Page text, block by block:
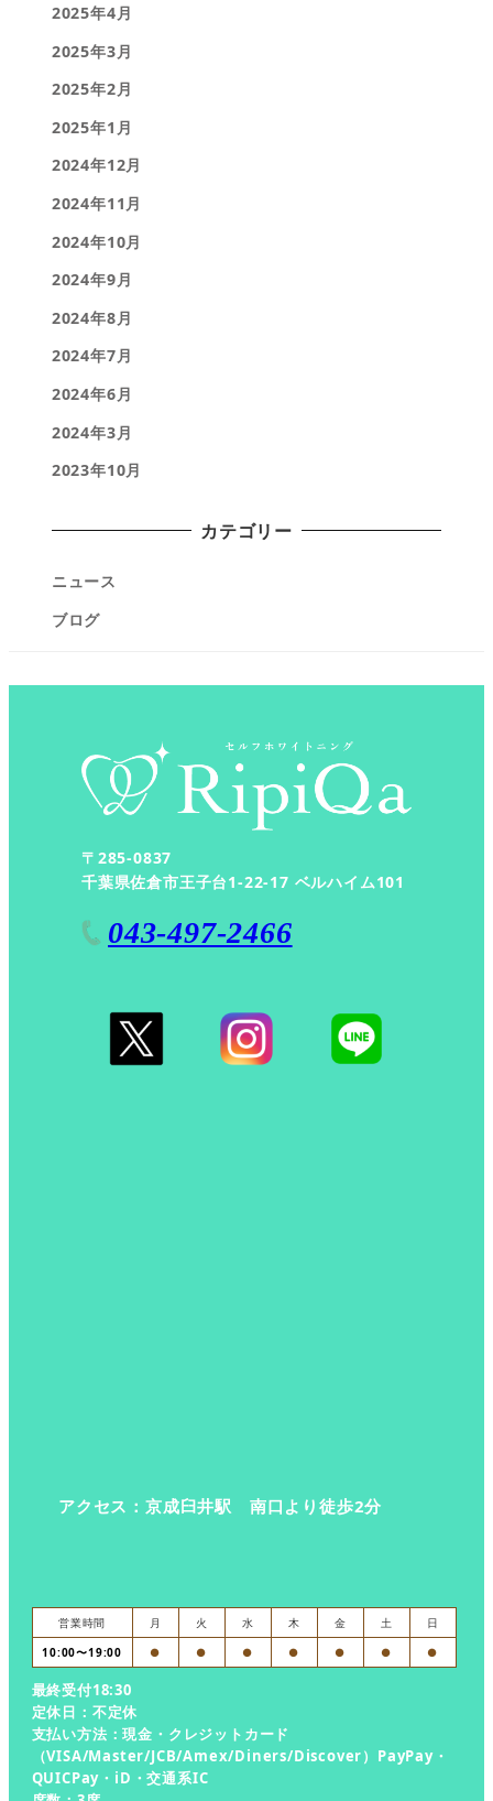
2025年4月
2025年3月
2025年2月
2025年1月
2024年12月
2024年11月
2024年10月
2024年9月
2024年8月
2024年7月
2024年6月
2024年3月
2023年10月
カテゴリー
ニュース
ブログ
〒285-0837
千葉県佐倉市王子台1-22-17 ベルハイム101
043-497-2466
営業時間 月 火 水 木 金 土
日
10:00〜19:00
● ● ● ● ● ● ●
最終受付18:30
定休日：不定休
支払い方法：現金・クレジットカード
（VISA/Master/JCB/Amex/Diners/Discover）PayPay・
QUICPay・iD・交通系IC
アクセス：京成臼井駅 南口より徒歩2分